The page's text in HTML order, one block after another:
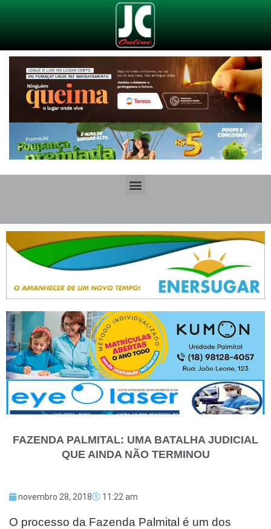
FAZENDA PALMITAL: UMA BATALHA JUDICIAL
QUE AINDA NÃO TERMINOU
novembro 28, 2018 11:22 am
O processo da Fazenda Palmital é um dos